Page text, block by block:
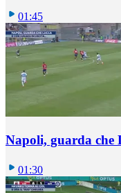
01:45
Napoli, guarda che
01:30